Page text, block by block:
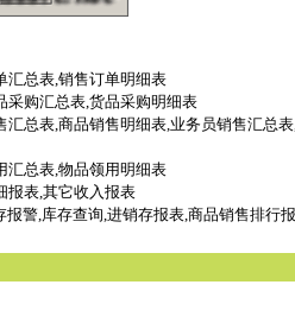
汇总表,销售订单明细表
采购汇总表,货品采购明细表
总表,商品销售明细表,业务员销售汇总表
汇总表,物品领用明细表
报表,其它收入报表
警,库存查询,进销存报表,商品销售排行报